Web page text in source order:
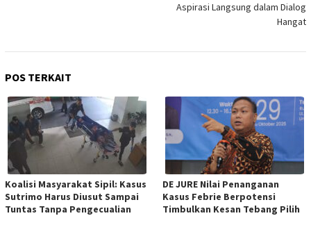
Aspirasi Langsung dalam Dialog
Hangat
POS TERKAIT
Koalisi Masyarakat Sipil: Kasus
Sutrimo Harus Diusut Sampai
Tuntas Tanpa Pengecualian
DE JURE Nilai Penanganan
Kasus Febrie Berpotensi
Timbulkan Kesan Tebang Pilih